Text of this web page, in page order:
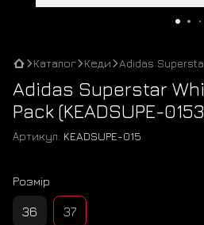
Каталог Кеди Adidas
Adidas Superstar
Pack (KEADSUPE-
Артикул: KEADSUPE-015
Розмір
36 37